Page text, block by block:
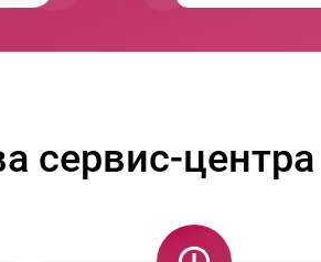
сервис-центра